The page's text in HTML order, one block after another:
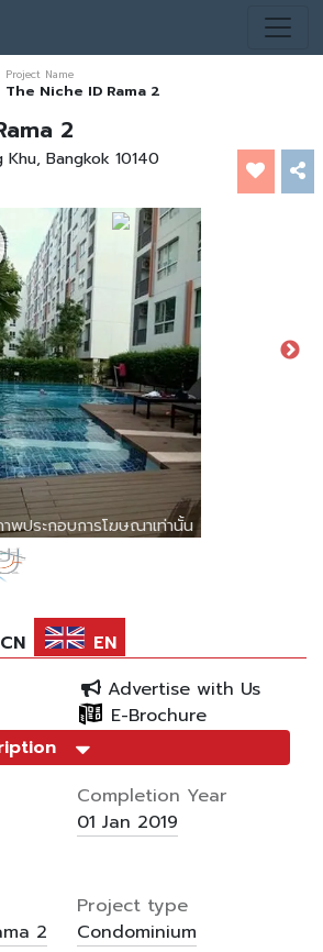
Project Name
The Niche ID Rama 2
2
Bangkok 10140
*ภาพประกอบการโฆษณาเท่านั้น
พประกอบการโฆษณาเท่านั้น
*ภาพประกอบการโฆษณาเท่านั้น
CN
EN
Advertise with Us
E-Brochure
Completion Year
01 Jan 2019
2
Project type
Condominium